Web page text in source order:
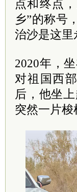
点和终点
乡”的称号
治沙是这里
2020年，
对祖国西
后，他坐
突然一片梭